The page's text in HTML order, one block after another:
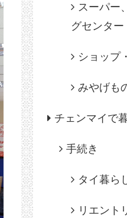
スーパー
グセンター
ショップ
みやげも
チェンマイで
手続き
タイ暮ら
リエント